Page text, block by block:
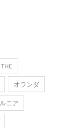
THC
オランダ
ニア